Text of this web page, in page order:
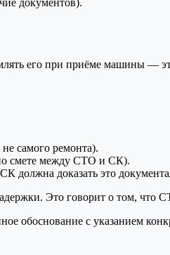
его при приёме машины —
самого ремонта).
смете между СТО и СК).
должна доказать это
Это говорит о том, что
обоснование с указанием